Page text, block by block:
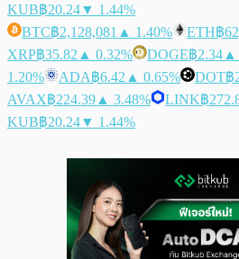
KUB฿20.24▼ 1.44%
BTC฿2,128,081 ▲ 1.40% ETH฿
XRP฿35.82 ▲ 0.32% DOGE฿2.34 ▲
1.20%
ADA฿6.42 ▲ 0.65% DOT฿
AVAX฿224.39 ▲ 3.48% LINK฿
KUB฿20.24▼ 1.44%